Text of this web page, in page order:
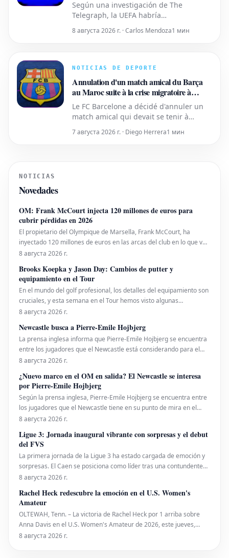
Infantino
Según una investigación de The
Telegraph, la UEFA habría
dinero a una colaboradora que
cuando el actual presidente de la FIFA
organismo europeo. Este
8 августа 2026 г. · Carlos Mendoza1 мин
NOTICIAS DE DEPORTE
Annulation d'un match amical du Barça
au Maroc suite à la crise migratoire à
Ceuta
Le FC Barcelone a décidé d'annuler un
match amical qui devait se tenir à
pas révélé l'identité de son adversaire
7 августа 2026 г. · Diego Herrera1 мин
NOTICIAS
Novedades
OM: Frank McCourt injecta 120 millones de euros para
cubrir pérdidas en 2026
El propietario del Olympique de Marsella, Frank McCourt, ha
inyectado 120 millones de euros en las arcas del club en lo que va
de año para subsanar las pérdidas. La temporada 2025-2026 fue
Ligue 1, lo que llevó a la DCNG a imponer
8 августа 2026 г.
Brooks Koepka y Jason Day: Cambios de putter y
equipamiento en el Tour
En el mundo del golf profesional, los detalles del equipamiento son
cruciales, y esta semana en el Tour hemos visto algunas
novedades interesantes. Brooks Koepka, conocido por su afinidad
sensación del inserto Terylliu
8 августа 2026 г.
Newcastle busca a Pierre-Emile Hojbjerg
La prensa inglesa informa que Pierre-Emile Hojbjerg se encuentra
entre los jugadores que el Newcastle está considerando para el
centro del campo, con el objetivo de reemplazar a Bruno
experiencia en la Premier League, habiendo jugado
8 августа 2026 г.
¿Nuevo marco en el OM en salida? El Newcastle se interesa
por Pierre-Emile Hojbjerg
Según la prensa inglesa, Pierre-Emile Hojbjerg se encuentra entre
los jugadores que el Newcastle tiene en su punto de mira en el
centro del campo para sustituir a Bruno Guimaraes y Sandro
para el Southampton (2016-2020) y el Tottenham
8 августа 2026 г.
Ligue 3: Jornada inaugural vibrante con sorpresas y el debut
del FVS
La primera jornada de la Ligue 3 ha estado cargada de emoción y
sorpresas. El Caen se posiciona como líder tras una contundente
victoria, mientras que varios partidos mantuvieron la expectación
su debut, generando debates y
8 августа 2026 г.
Rachel Heck redescubre la emoción en el U.S. Women's
Amateur
OLTEWAH, Tenn. – La victoria de Rachel Heck por 1 arriba sobre
Anna Davis en el U.S. Women's Amateur de 2026, este jueves,
significó más que solo avanzar a la siguiente ronda. Esta semana
8 августа 2026 г.